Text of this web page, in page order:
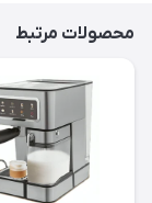
محصولات مرتبط